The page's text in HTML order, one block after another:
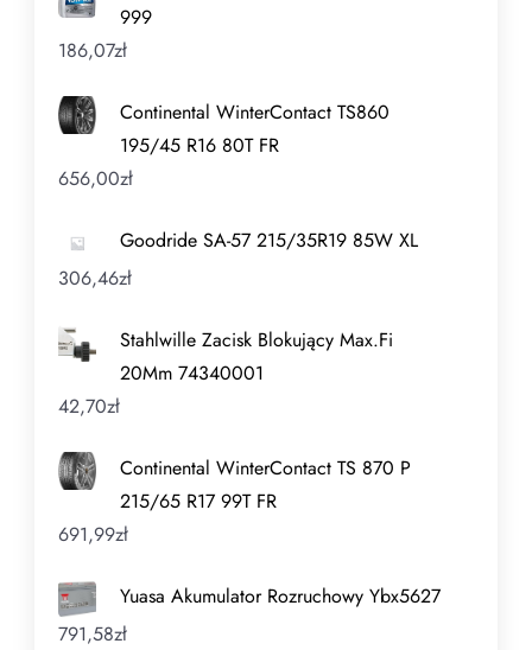
999
186,07zł
Continental WinterContact TS860
195/45 R16 80T FR
656,00zł
Goodride SA-57 215/35R19 85W XL
306,46zł
Stahlwille Zacisk Blokujący Max.Fi
20Mm 74340001
42,70zł
Continental WinterContact TS 870 P
215/65 R17 99T FR
691,99zł
Yuasa Akumulator Rozruchowy Ybx5627
791,58zł